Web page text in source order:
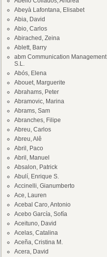
Abeyà Lafontana, Elisabet
Abia, David
Abio, Carlos
Abirached, Zeina
Ablett, Barry
abm Communication Management
S.L.
Abós, Elena
Abouet, Marguerite
Abrahams, Peter
Abramovic, Marina
Abrams, Sam
Abranches, Filipe
Abreu, Carlos
Abreu, Alê
Abril, Paco
Abril, Manuel
Absalon, Patrick
Abulí, Enrique S.
Accinelli, Gianumberto
Ace, Lauren
Acebal Caro, Antonio
Acebo García, Sofía
Aceituno, David
Acelas, Catalina
Aceña, Cristina M.
Acera, David